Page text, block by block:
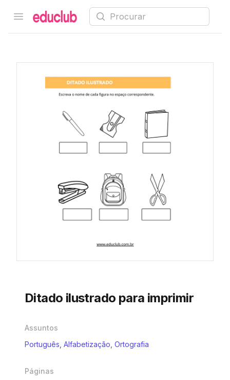
Open menu
Educlub Procurar
Ditado ilustrado para imprimir
Assuntos
Português Alfabetização Ortografia
Páginas